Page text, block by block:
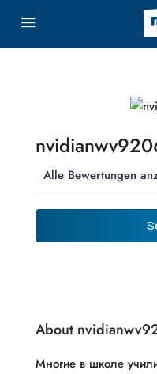
Alle Bewertungen
About
Многие в школе